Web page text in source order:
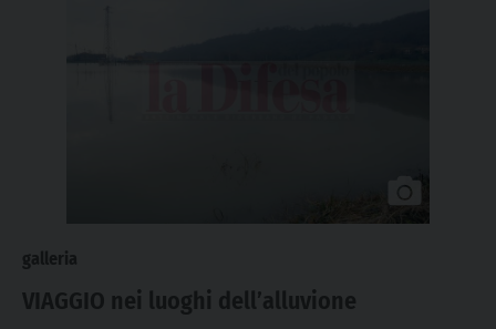
galleria
VIAGGIO nei luoghi dell’alluvione